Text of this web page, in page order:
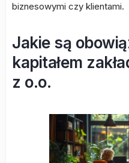
biznesowymi czy klientami.
Jakie są
kapitałem
z o.o.